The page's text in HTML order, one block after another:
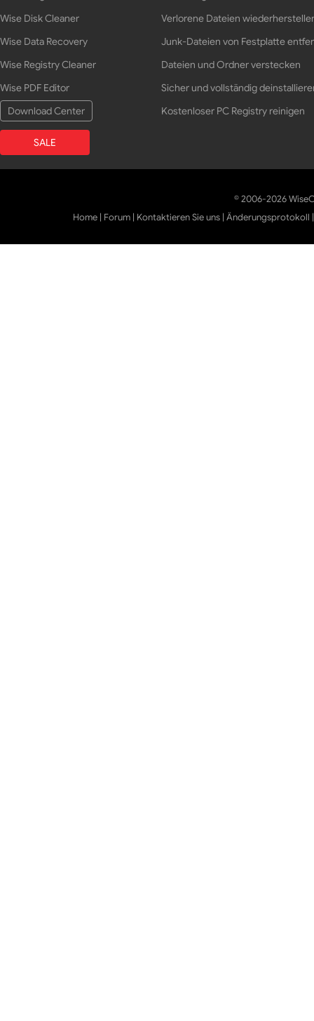
Wise Disk Cleaner
Wise Data Recovery
Wise Registry Cleaner
Wise PDF Editor
Download Center
SALE
Verlorene Dateien
Junk-Dateien von Festplatte
Dateien und Ordner verstecken
Sicher und vollständig
Kostenloser PC Registry reinigen
© 2006-2026
Home | Forum | Kontaktieren Sie uns |Änderungsprotokoll